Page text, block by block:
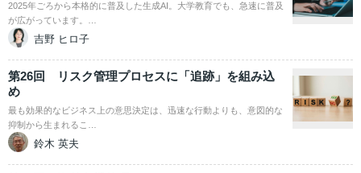
2025年ごろから本格的に普及した生成AI。大学教育でも、急速に普及
が広がっています。…
吉野 ヒロ子
第26回 リスク管理プロセスに「追跡」を組み込
め
最も効果的なビジネス上の意思決定は、迅速な行動よりも、意図的な
抑制から生まれるこ…
鈴木 英夫